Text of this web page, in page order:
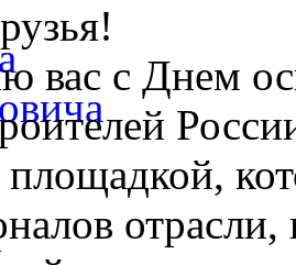
вас с Днем